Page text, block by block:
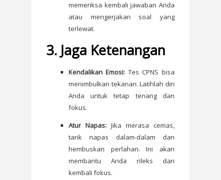
memeriksa kembali jawaban Anda
atau mengerjakan soal yang
terlewat.
3. Jaga Ketenangan
Kendalikan Emosi: Tes CPNS bisa
menimbulkan tekanan. Latihlah diri
Anda untuk tetap tenang dan
fokus.
Atur Napas:Jika merasa cemas,
tarik napas dalam-dalam dan
hembuskan perlahan. Ini akan
membantu Anda rileks dan
kembali fokus.